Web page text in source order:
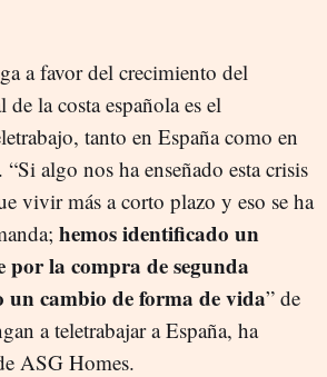
a favor del crecimiento del
la costa española es el
tanto en España como en
algo nos ha enseñado esta crisis
vivir más a corto plazo y eso se ha
hemos identificado un
por la compra de segunda
un cambio de forma de vida” de
a teletrabajar a España, ha
ASG Homes.